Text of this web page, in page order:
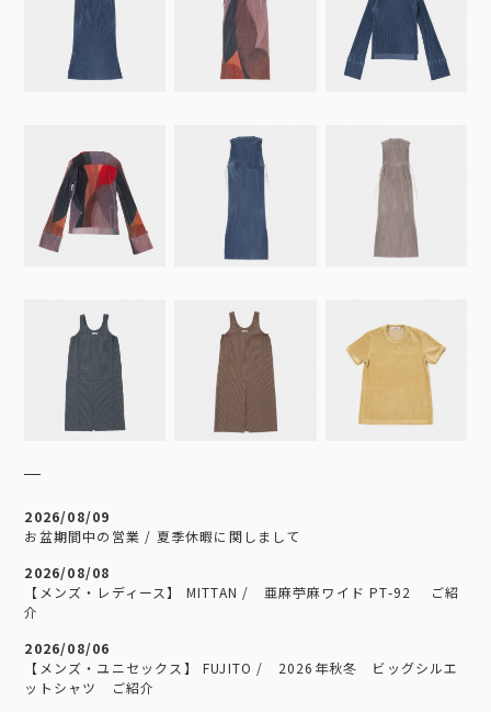
2026/08/09
お盆期間中の営業 / 夏季休暇に関しまして
2026/08/08
【メンズ・レディース】 MITTAN / 亜麻苧麻ワイド PT-92 ご紹
介
2026/08/06
【メンズ・ユニセックス】 FUJITO / 2026年秋冬 ビッグシルエ
ットシャツ ご紹介